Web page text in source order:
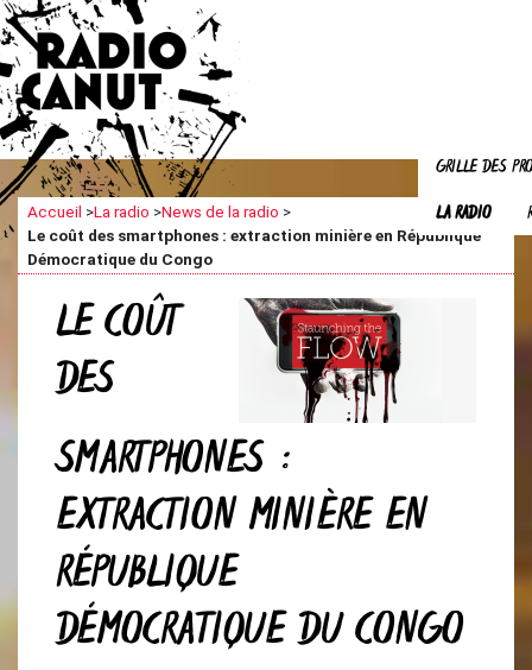
GRILLE DES
LA RADIO
Accueil >La radio >News de la radio >
Le coût des smartphones : extraction minière en République
Démocratique du Congo
LE COÛT
DES
SMARTPHONES :
EXTRACTION MINIÈRE EN
RÉPUBLIQUE
DÉMOCRATIQUE DU CONGO